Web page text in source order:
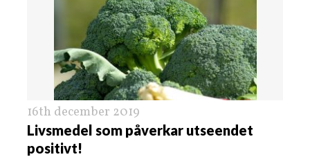
16th december 2019
Livsmedel som påverkar utseendet
positivt!